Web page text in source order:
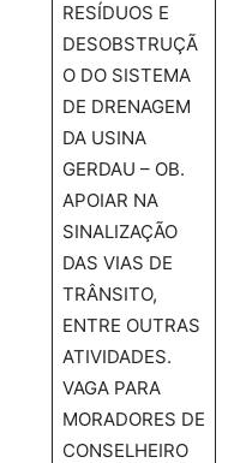
RESÍDUOS E
DESOBSTRUÇÃ
O DO SISTEMA
DE DRENAGEM
DA USINA
GERDAU – OB.
APOIAR NA
SINALIZAÇÃO
DAS VIAS DE
TRÂNSITO,
ENTRE OUTRAS
ATIVIDADES.
VAGA PARA
MORADORES DE
CONSELHEIRO